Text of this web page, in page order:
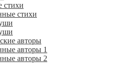
стихи
стихи
авторы
авторы 1
авторы 2